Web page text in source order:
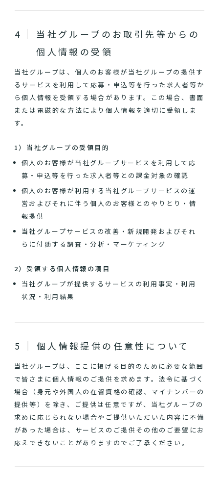
当社グループのお取引先等からの
個人情報の受領
当社グループは、個人のお客様が当社グループの提供す
るサービスを利用して応募・申込等を行った求人者等か
ら個人情報を受領する場合があります。この場合、書面
または電磁的な方法により個人情報を適切に受領しま
す。
1）当社グループの受領目的
個人のお客様が当社グループサービスを利用して応
募・申込等を行った求人者等との課金対象の確認
個人のお客様が利用する当社グループサービスの運
営およびそれに伴う個人のお客様とのやりとり・情
報提供
当社グループサービスの改善・新規開発およびそれ
らに付随する調査・分析・マーケティング
2）受領する個人情報の項目
当社グループが提供するサービスの利用事実・利用
状況・利用結果
個人情報提供の任意性について
当社グループは、ここに掲げる目的のために必要な範囲
で皆さまに個人情報のご提供を求めます。法令に基づく
場合（身元や外国人の在留資格の確認、マイナンバーの
提供等）を除き、ご提供は任意ですが、当社グループの
求めに応じられない場合やご提供いただいた内容に不備
があった場合は、サービスのご提供その他のご要望にお
応えできないことがありますのでご了承ください。